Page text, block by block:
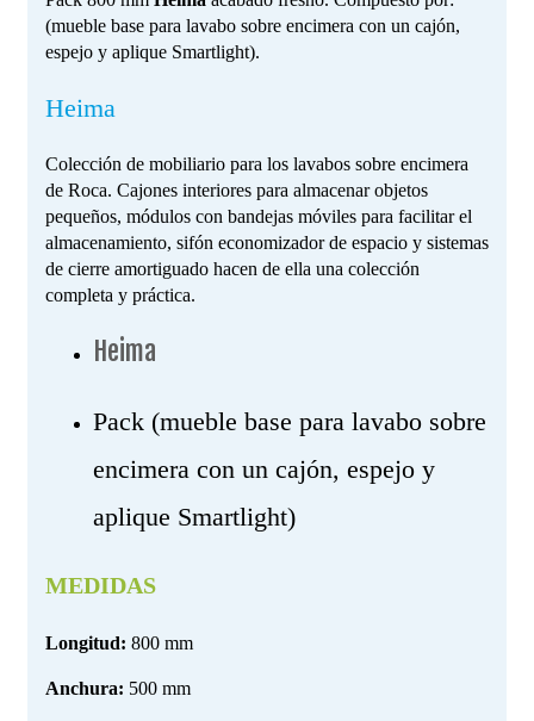
(mueble base para lavabo sobre encimera con un cajón,
espejo y aplique Smartlight).
Heima
Colección de mobiliario para los lavabos sobre encimera
de Roca. Cajones interiores para almacenar objetos
pequeños, módulos con bandejas móviles para facilitar el
almacenamiento, sifón economizador de espacio y sistemas
de cierre amortiguado hacen de ella una colección
completa y práctica.
Heima
Pack (mueble base para lavabo sobre
encimera con un cajón, espejo y
aplique Smartlight)
MEDIDAS
Longitud: 800 mm
Anchura: 500 mm